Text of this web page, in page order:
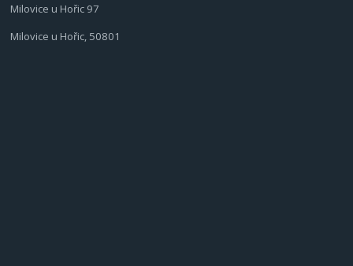
Milovice u Hořic 97
Milovice u Hořic, 50801